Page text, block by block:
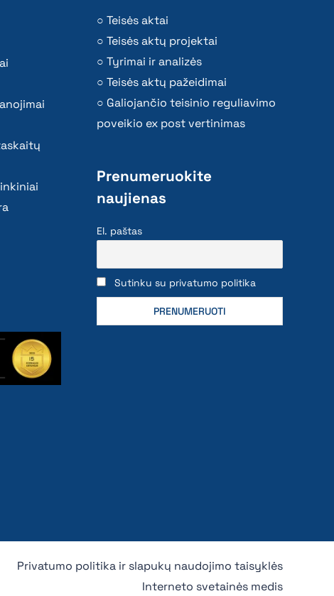
Teisės aktai
Teisės aktų projektai
Tyrimai ir analizės
Teisės aktų pažeidimai
Galiojančio teisinio reguliavimo
poveikio ex post vertinimas
Prenumeruokite
naujienas
El. paštas
Sutinku su privatumo politika
Privatumo politika ir slapukų naudojimo taisyklės
Interneto svetainės medis